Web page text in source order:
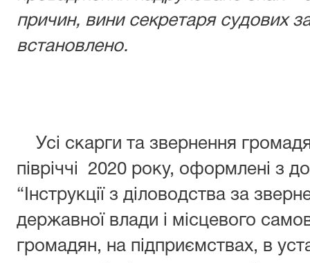
причин, вини секретаря судових
встановлено.
Усі скарги та звернення
півріччі 2020 року, оформлені з
“Інструкції з діловодства за
державної влади і місцевого
громадян, на підприємствах, в